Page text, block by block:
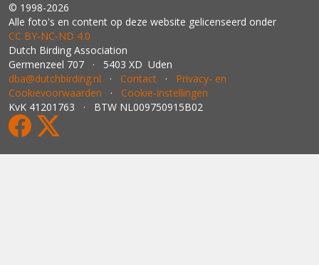
© 1998-2026
Alle foto's en content op deze website gelicenseerd onder
CC BY‑NC‑ND 4.0
Dutch Birding Association
Germenzeel 707 · 5403 XD Uden
dba@dutchbirding.nl · Contact · Privacy- en
Cookievoorwaarden · Cookie-instellingen
KvK 41201763 · BTW NL009750915B02